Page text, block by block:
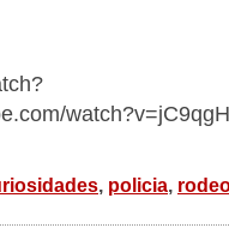
, policia,